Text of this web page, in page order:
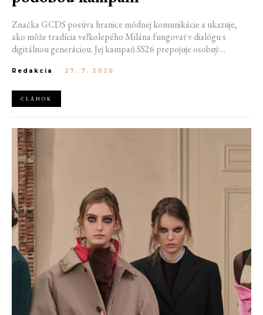
Značka GCDS posúva hranice módnej komunikácie a ukazuje,
ako môže tradícia veľkolepého Milána fungovať v dialógu s
digitálnou generáciou. Jej kampaň SS26 prepojuje osobný
spôsob, akým dnes módu vnímame a zdieľame. Zároveň
trendy a vytvárať autentické spojenie medzi módou, digitálnym
prostredím a každodenným životom mladej generácie.
Redakcia - 27. 7. 2026
ČLÁNOK